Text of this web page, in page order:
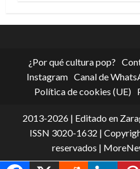
¿Por qué cultura pop?
Instagram Canal de
Política de cookies (UE)
2013-2026 | Editado en
ISSN 3020-1632 |
reservados |